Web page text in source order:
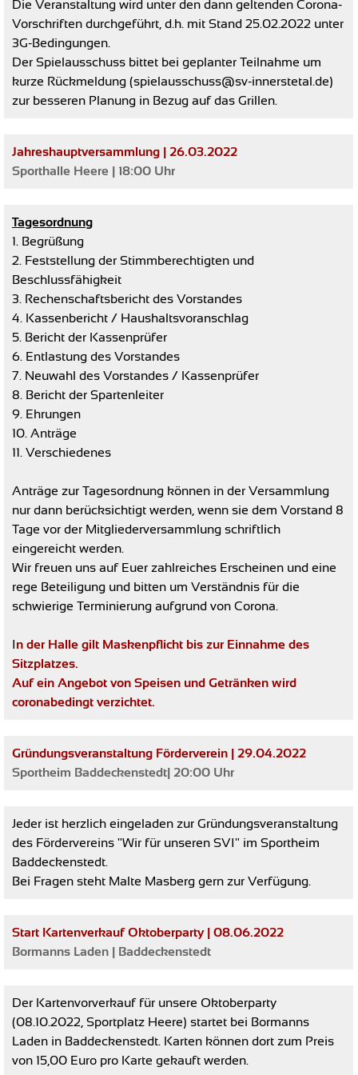
Die Veranstaltung wird unter den dann geltenden Corona-
Vorschriften durchgeführt, d.h. mit Stand 25.02.2022 unter
3G-Bedingungen.
Der Spielausschuss bittet bei geplanter Teilnahme um
kurze Rückmeldung (spielausschuss@sv-innerstetal.de)
zur besseren Planung in Bezug auf das Grillen.
Jahreshauptversammlung | 26.03.2022
Sporthalle Heere | 18:00 Uhr
Tagesordnung
1. Begrüßung
2. Feststellung der Stimmberechtigten und
Beschlussfähigkeit
3. Rechenschaftsbericht des Vorstandes
4. Kassenbericht / Haushaltsvoranschlag
5. Bericht der Kassenprüfer
6. Entlastung des Vorstandes
7. Neuwahl des Vorstandes / Kassenprüfer
8. Bericht der Spartenleiter
9. Ehrungen
10. Anträge
11. Verschiedenes
Anträge zur Tagesordnung können in der Versammlung
nur dann berücksichtigt werden, wenn sie dem Vorstand 8
Tage vor der Mitgliederversammlung schriftlich
eingereicht werden.
Wir freuen uns auf Euer zahlreiches Erscheinen und eine
rege Beteiligung und bitten um Verständnis für die
schwierige Terminierung aufgrund von Corona.
In der Halle gilt Maskenpflicht bis zur Einnahme des
Sitzplatzes.
Auf ein Angebot von Speisen und Getränken wird
coronabedingt verzichtet.
Gründungsveranstaltung Förderverein | 29.04.2022
Sportheim Baddeckenstedt| 20:00 Uhr
Jeder ist herzlich eingeladen zur Gründungsveranstaltung
des Fördervereins "Wir für unseren SVI" im Sportheim
Baddeckenstedt.
Bei Fragen steht Malte Masberg gern zur Verfügung.
Start Kartenverkauf Oktoberparty | 08.06.2022
Bormanns Laden | Baddeckenstedt
Der Kartenvorverkauf für unsere Oktoberparty
(08.10.2022, Sportplatz Heere) startet bei Bormanns
Laden in Baddeckenstedt. Karten können dort zum Preis
von 15,00 Euro pro Karte gekauft werden.